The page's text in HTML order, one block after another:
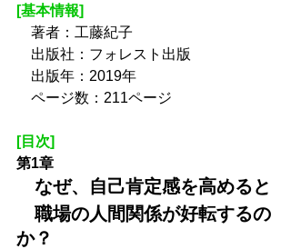
[基本情報]
著者：工藤紀子
出版社：フォレスト出版
出版年：2019年
ページ数：211ページ
[目次]
第1章
なぜ、自己肯定感を高めると
職場の人間関係が好転するの
か？